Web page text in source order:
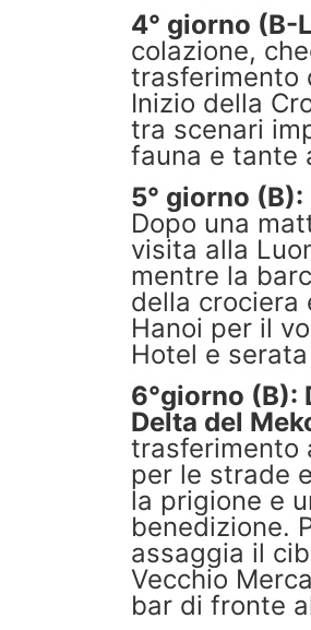
4° giorno (B-
colazione,
trasferimento
Inizio della
tra scenari
fauna e tante
5° giorno (B):
Dopo una
visita alla
mentre la
della crociera
Hanoi per il
Hotel e
6°giorno (B):
Delta del
trasferimento
per le strade
la prigione e
benedizione.
assaggia il
Vecchio
bar di fronte